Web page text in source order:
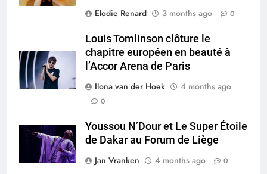
Elodie Renard
3 months ago 0
Louis Tomlinson clôture le
chapitre européen en beauté à
l’Accor Arena de Paris
Ilona van der Hoek
4 months ago
0
Youssou N’Dour et Le Super Étoile
de Dakar au Forum de Liège
Jan Vranken
4 months ago 0